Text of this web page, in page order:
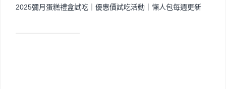
2025彌月蛋糕禮盒試吃｜優惠價試吃活動｜懶人包每週更新